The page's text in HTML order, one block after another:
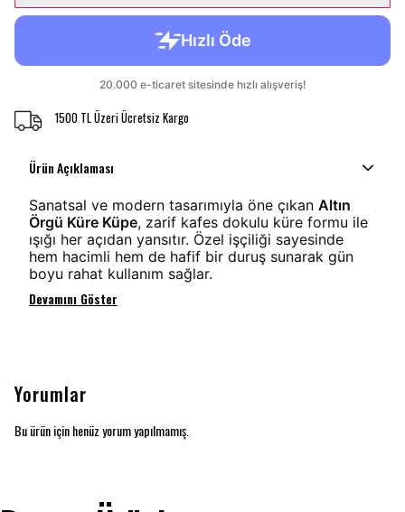
1500 TL Üzeri Ücretsiz Kargo
Ürün Açıklaması
Sanatsal ve modern tasarımıyla öne çıkan Altın
Örgü Küre Küpe, zarif kafes dokulu küre formu ile
ışığı her açıdan yansıtır. Özel işçiliği sayesinde
hem hacimli hem de hafif bir duruş sunarak gün
boyu rahat kullanım sağlar.
Devamını Göster
Yorumlar
Bu ürün için henüz yorum yapılmamış.